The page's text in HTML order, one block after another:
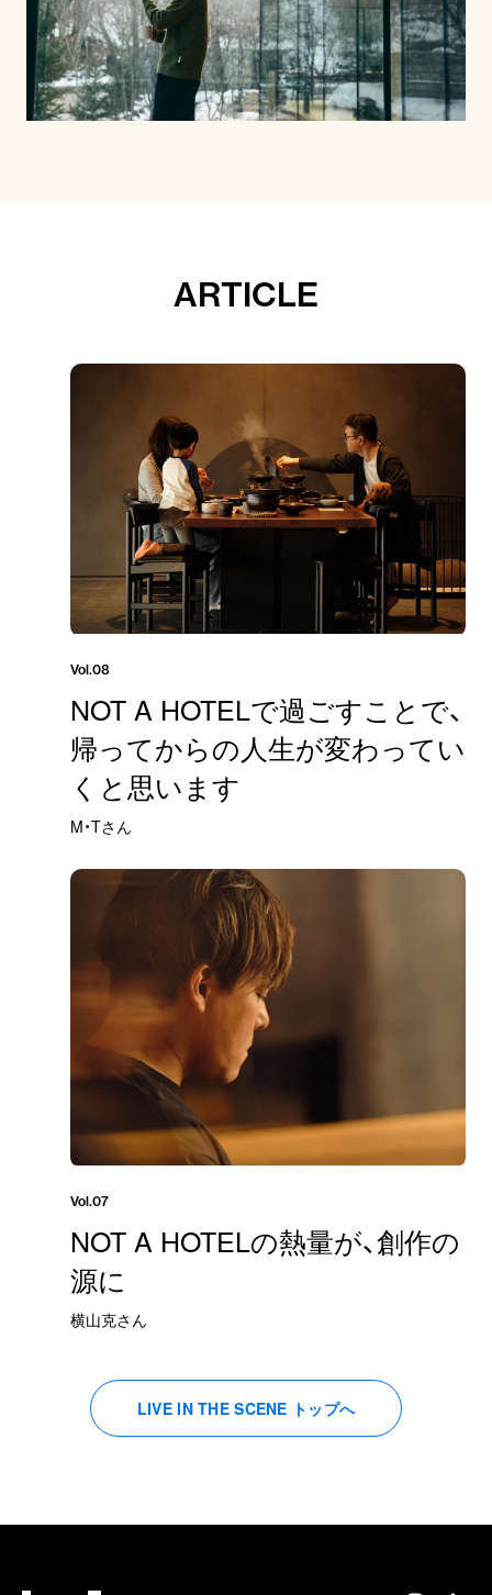
ARTICLE
Vol.08
NOT A HOTELで過ごすことで、
帰ってからの人生が変わってい
くと思います
M・Tさん
Vol.07
NOT A HOTELの熱量が、創作の
源に
横山克さん
LIVE IN THE SCENE トップへ